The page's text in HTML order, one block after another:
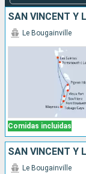
Comidas incluidas
Le Bougainville
Le Bougainville